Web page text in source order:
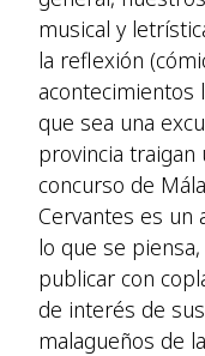
musical y
la reflexión
acontecimientos
que sea una
provincia
concurso de
Cervantes es un
lo que se
publicar con
de interés de
malagueños de